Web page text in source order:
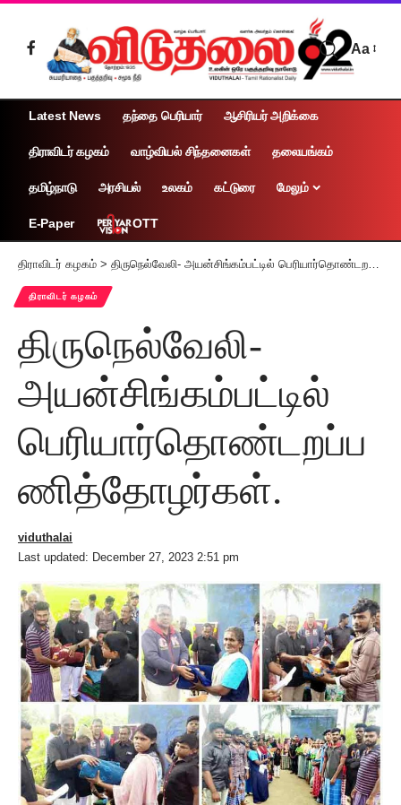
Aa
Latest News தந்தை பெரியார் ஆசிரியர் அறிக்கை
திராவிடர் கழகம் வாழ்வியல் சிந்தனைகள் தலையங்கம்
தமிழ்நாடு அரசியல் உலகம் கட்டுரை மேலும்
E-Paper OTT
திராவிடர் கழகம் > திருநெல்வேலி- அயன்சிங்கம்பட்டில் பெரியார்தொண்டறப்பணித்தோழர்கள்.
திராவிடர் கழகம்
திருநெல்வேலி-
அயன்சிங்கம்பட்டில்
பெரியார்தொண்டறப்ப
ணித்தோழர்கள்.
Last updated: December 27, 2023 2:51 pm
viduthalai